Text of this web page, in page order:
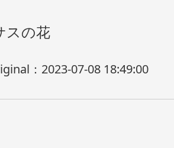
スの花
： 2023-07-08 18:49:00